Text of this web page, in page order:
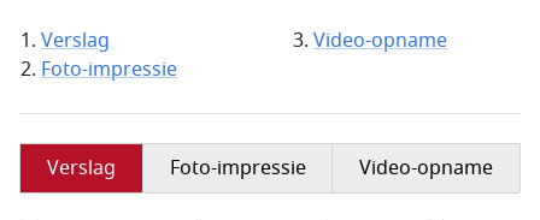
Verslag
Foto-impressie
Video-opname
Verslag Foto-impressie Video-opname